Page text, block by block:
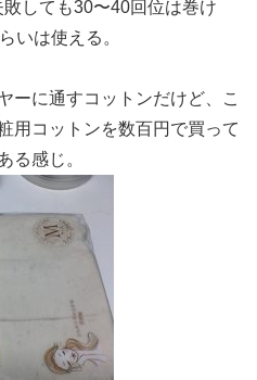
しても30〜40回位は巻け
いは使える。
ーに通すコットンだけど、こ
用コットンを数百円で買って
る感じ。